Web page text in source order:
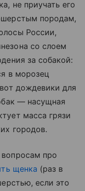
не приучать его
породам,
России,
со слоем
за собакой:
в морозец
дождевики для
— насущная
масса грязи
городов.
про
щенка (раз в
если это